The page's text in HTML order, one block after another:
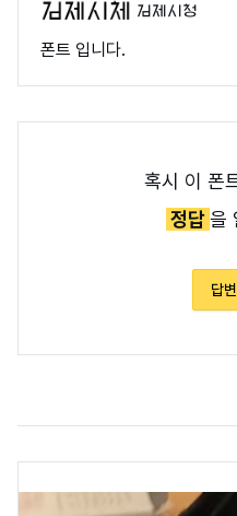
김제시청
폰트 입니다.
혹시 이 폰
정답을
답